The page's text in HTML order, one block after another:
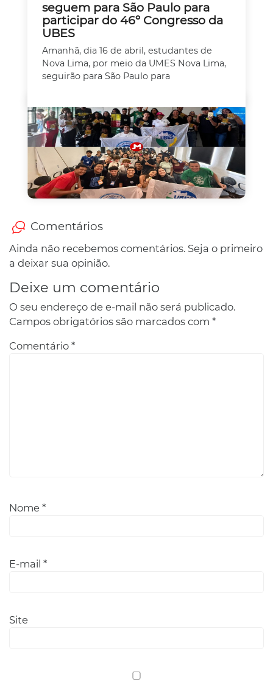
seguem para São Paulo para
participar do 46º Congresso da
UBES
Amanhã, dia 16 de abril, estudantes de
Nova Lima, por meio da UMES Nova Lima,
seguirão para São Paulo para
Comentários
Ainda não recebemos comentários. Seja o primeiro
a deixar sua opinião.
Deixe um comentário
O seu endereço de e-mail não será publicado.
Campos obrigatórios são marcados com *
Comentário *
Nome *
E-mail *
Site